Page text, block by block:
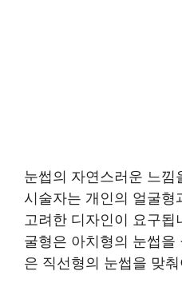
눈썹의 자연스러운 느
시술자는 개인의 얼굴형
고려한 디자인이 요구됩
굴형은 아치형의 눈썹을
은 직선형의 눈썹을 맞